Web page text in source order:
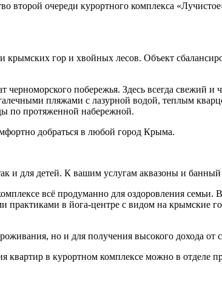
второй очереди курортного комплекса
гор и хвойных лесов. Объект
побережья. Здесь всегда свежий
пляжами с лазурной водой, теплым
по протяженной набережной.
добраться в любой город Крыма.
и для детей. К вашим услугам аквазоны и
всё продуманно для оздоровления
практиками в йога-центре с видом на крымские
но и для получения высокого дохода от
в курортном комплексе можно в отделе